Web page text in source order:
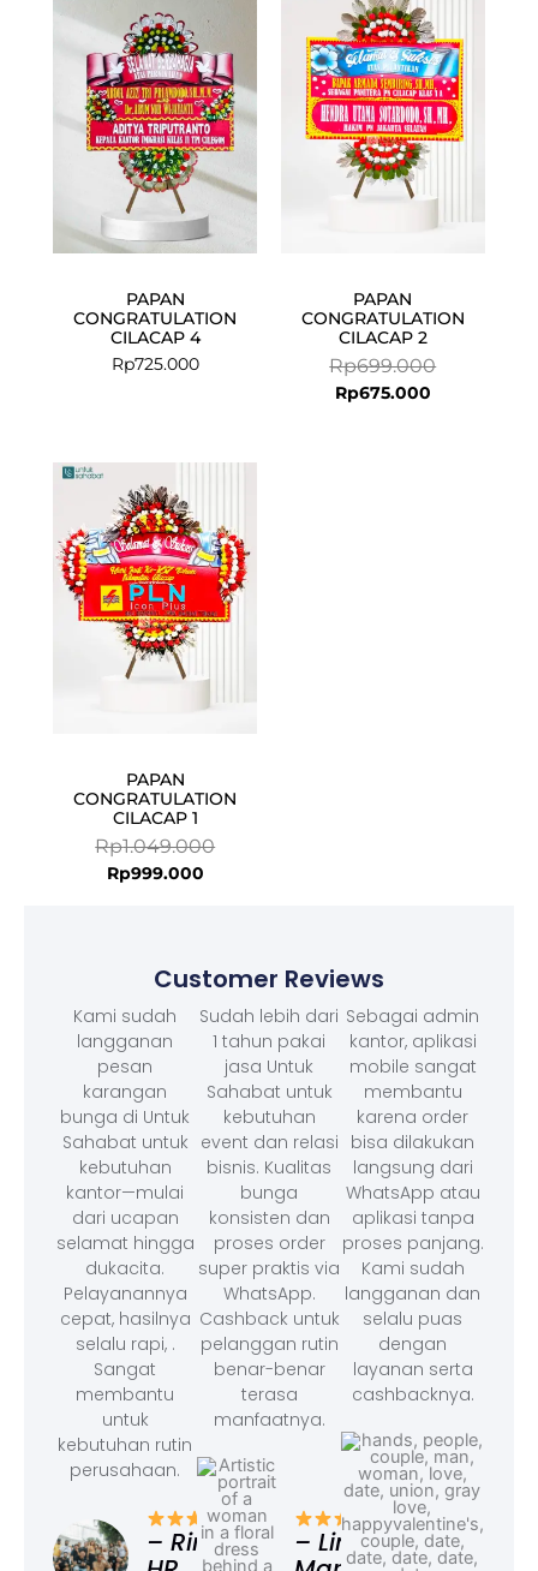
PAPAN
CONGRATULATION
CILACAP 4
Rp725.000
PAPAN
CONGRATULATION
CILACAP 2
Rp699.000
was:
Rp699.000.
Rp675.000
price
is:
Rp675.000.
PAPAN
CONGRATULATION
CILACAP 1
Rp1.049.000
was:
Rp1.049.000.
Rp999.000
is:
Rp999.000.
Customer Reviews
Kami sudah
langganan
pesan
karangan
bunga di Untuk
Sahabat untuk
kebutuhan
kantor—mulai
dari ucapan
selamat hingga
dukacita.
Pelayanannya
cepat, hasilnya
selalu rapi, .
Sangat
membantu
untuk
kebutuhan rutin
perusahaan.
– Rina,
Sudah lebih dari
1 tahun pakai
jasa Untuk
Sahabat untuk
kebutuhan
event dan relasi
bisnis. Kualitas
bunga
konsisten dan
proses order
super praktis via
WhatsApp.
Cashback untuk
pelanggan rutin
benar-benar
terasa
manfaatnya.
– Linda,
Sebagai admin
kantor, aplikasi
mobile sangat
membantu
karena order
bisa dilakukan
langsung dari
WhatsApp atau
aplikasi tanpa
proses panjang.
Kami sudah
langganan dan
selalu puas
dengan
layanan serta
cashbacknya.